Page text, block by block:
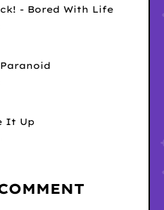
- Bored With Life
It Up